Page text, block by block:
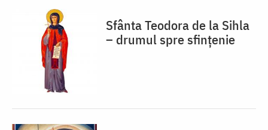
Sfânta Teodora de la Sihla
– drumul spre sfințenie